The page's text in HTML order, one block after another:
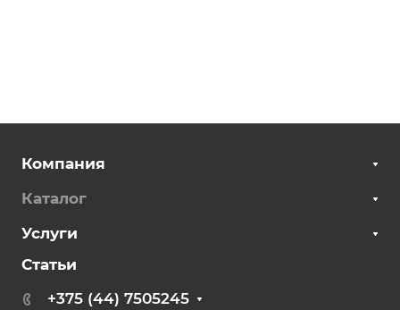
Компания
Каталог
Услуги
Статьи
+375 (44) 7505245